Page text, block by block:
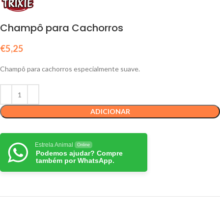
Champô para Cachorros
€5,25
Champô para cachorros especialmente suave.
ADICIONAR
Estrela Animal Online
Podemos ajudar? Compre
também por WhatsApp.